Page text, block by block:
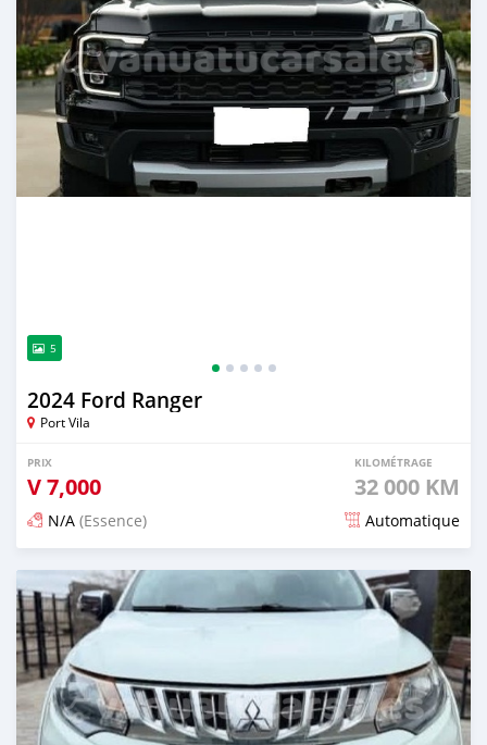
5
2024 Ford Ranger
Port Vila
PRIX
V7,000
KILOMÉTRAGE
32 000 KM
N/A (Essence) Automatique
Publié il y a 3 mois